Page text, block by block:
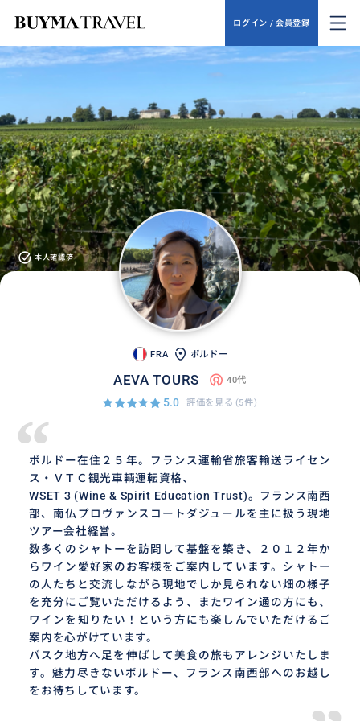
ログイン / 会員登録
本人確認済
FRA ボルドー
AEVA TOURS 40代
5.0 評価を見る (5件)
“
ボルドー在住２５年。フランス運輸省旅客輸送ライセン
ス・ＶＴＣ観光車輌運転資格、
WSET 3 (Wine & Spirit Education Trust)。フランス南西
部、南仏プロヴァンスコートダジュールを主に扱う現地
ツアー会社経営。
数多くのシャトーを訪問して基盤を築き、２０１２年か
らワイン愛好家のお客様をご案内しています。シャトー
の人たちと交流しながら現地でしか見られない畑の様子
を充分にご覧いただけるよう、またワイン通の方にも、
ワインを知りたい！という方にも楽しんでいただけるご
案内を心がけています。
バスク地方へ足を伸ばして美食の旅もアレンジいたしま
す。魅力尽きないボルドー、フランス南西部へのお越し
をお待ちしています。